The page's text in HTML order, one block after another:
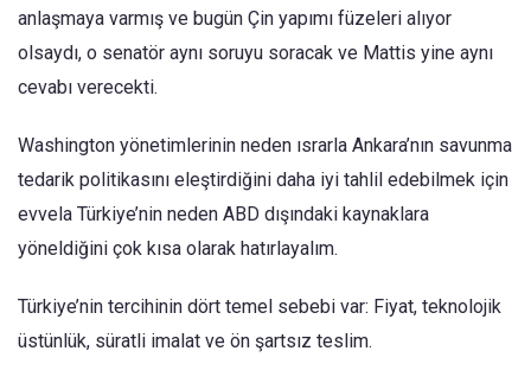
anlaşmaya varmış ve bugün Çin yapımı füzeleri alıyor
olsaydı, o senatör aynı soruyu soracak ve Mattis yine aynı
cevabı verecekti.
Washington yönetimlerinin neden ısrarla Ankara’nın savunma
tedarik politikasını eleştirdiğini daha iyi tahlil edebilmek için
evvela Türkiye’nin neden ABD dışındaki kaynaklara
yöneldiğini çok kısa olarak hatırlayalım.
Türkiye’nin tercihinin dört temel sebebi var: Fiyat, teknolojik
üstünlük, süratli imalat ve ön şartsız teslim.